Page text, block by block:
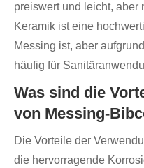
preiswert und leicht, aber
Keramik ist eine
Messing ist, aber
häufig für
Was sind die
von Messing-
Die Vorteile der
die hervorragende